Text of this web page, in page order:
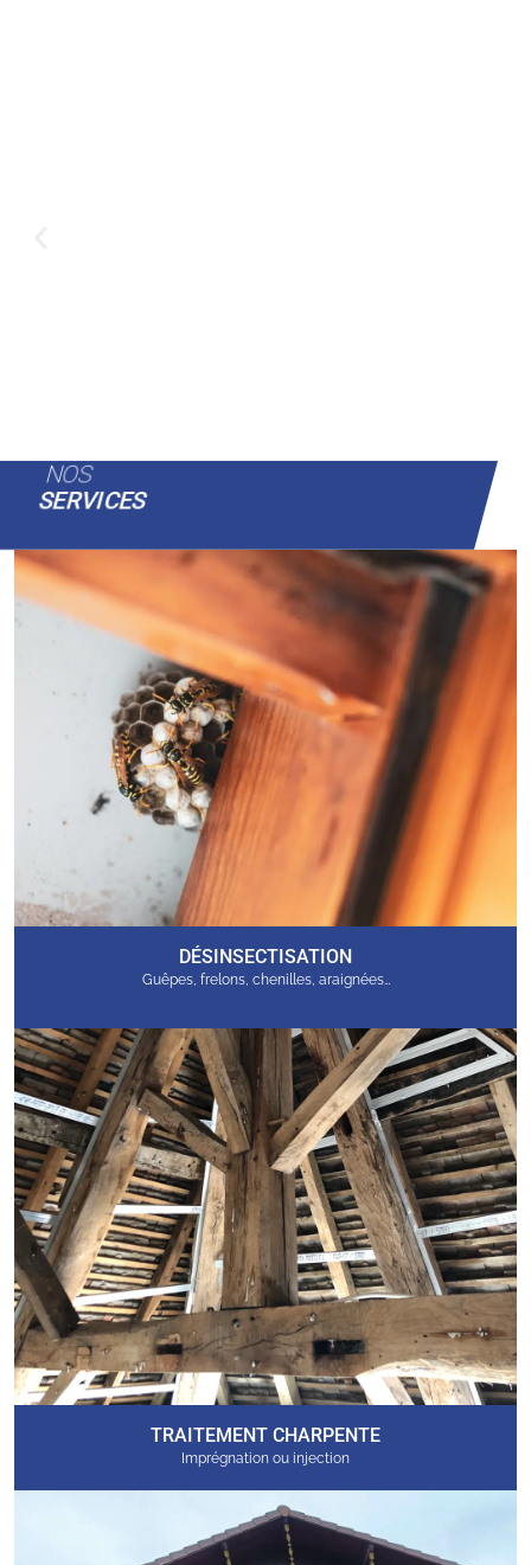
NOS
SERVICES
DÉSINSECTISATION
Guêpes, frelons, chenilles, araignées…
TRAITEMENT CHARPENTE
Imprégnation ou injection